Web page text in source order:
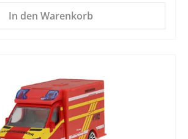
In den Warenkorb